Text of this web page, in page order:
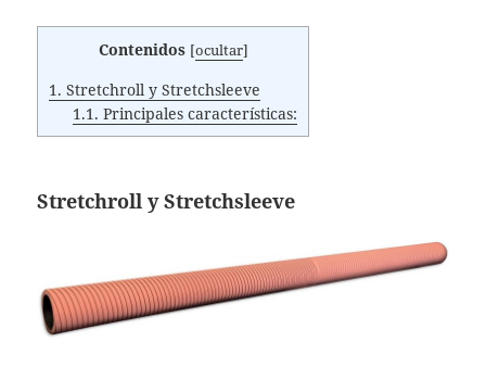
Contenidos [ocultar]
1. Stretchroll y Stretchsleeve
1.1. Principales características:
Stretchroll y Stretchsleeve